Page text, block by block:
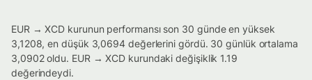
EUR → XCD kurunun performansı son 30 günde en yüksek
3,1208, en düşük 3,0694 değerlerini gördü. 30 günlük ortalama
3,0902 oldu. EUR → XCD kurundaki değişiklik 1.19
değerindeydi.